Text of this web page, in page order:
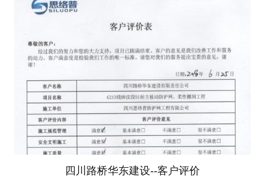
四川路桥华东建设--客户评价